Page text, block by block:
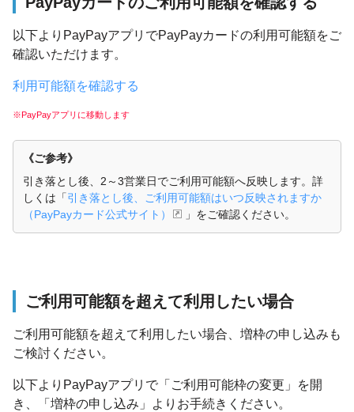
以下よりPayPayアプリでPayPayカードの利用可能額をご
確認いただけます。
利用可能額を確認する
※PayPayアプリに移動します
《ご参考》
引き落とし後、2～3営業日でご利用可能額へ反映します。詳
しくは「引き落とし後、ご利用可能額はいつ反映されますか
（PayPayカード公式サイト）
」をご確認ください。
ご利用可能額を超えて利用したい場合
ご利用可能額を超えて利用したい場合、増枠の申し込みも
ご検討ください。
以下よりPayPayアプリで「ご利用可能枠の変更」を開
き、「増枠の申し込み」よりお手続きください。